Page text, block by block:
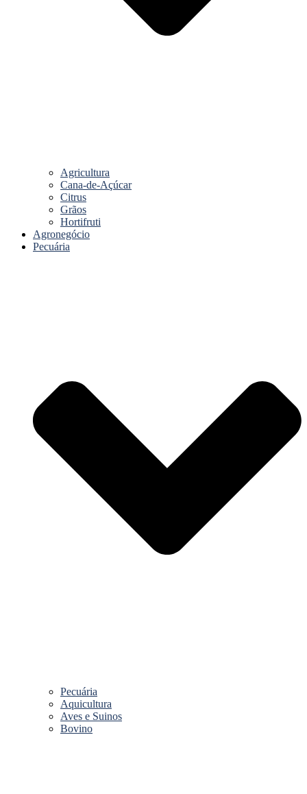
Agricultura
Cana-de-Açúcar
Citrus
Grãos
Hortifruti
Agronegócio
Pecuária
Pecuária
Aquicultura
Aves e Suinos
Bovino